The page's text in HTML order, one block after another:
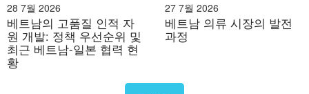
28 7월 2026
베트남의 고품질 인적 자
원 개발: 정책 우선순위 및
최근 베트남-일본 협력 현
황
27 7월 2026
베트남 의류 시장의 발전
과정